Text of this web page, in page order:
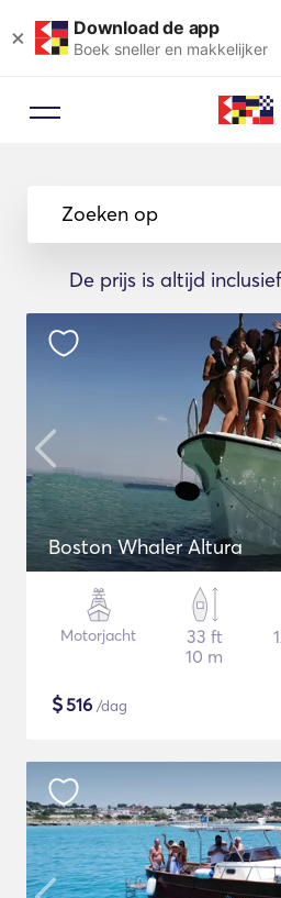
× Download de app
Boek sneller en makkelijker
Zoeken op
De prijs is altijd
Boston Whaler Altura
Motorjacht
33 ft
10 m
$516 /dag